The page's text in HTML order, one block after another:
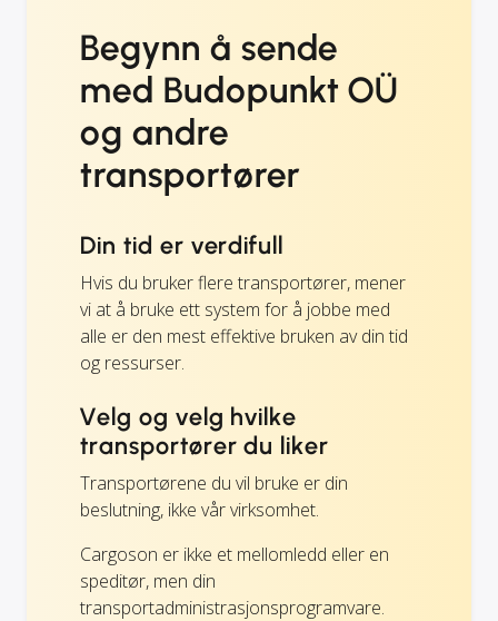
Begynn å sende
med Budopunkt OÜ
og andre
transportører
Din tid er verdifull
Hvis du bruker flere transportører, mener
vi at å bruke ett system for å jobbe med
alle er den mest effektive bruken av din tid
og ressurser.
Velg og velg hvilke
transportører du liker
Transportørene du vil bruke er din
beslutning, ikke vår virksomhet.
Cargoson er ikke et mellomledd eller en
speditør, men din
transportadministrasjonsprogramvare.